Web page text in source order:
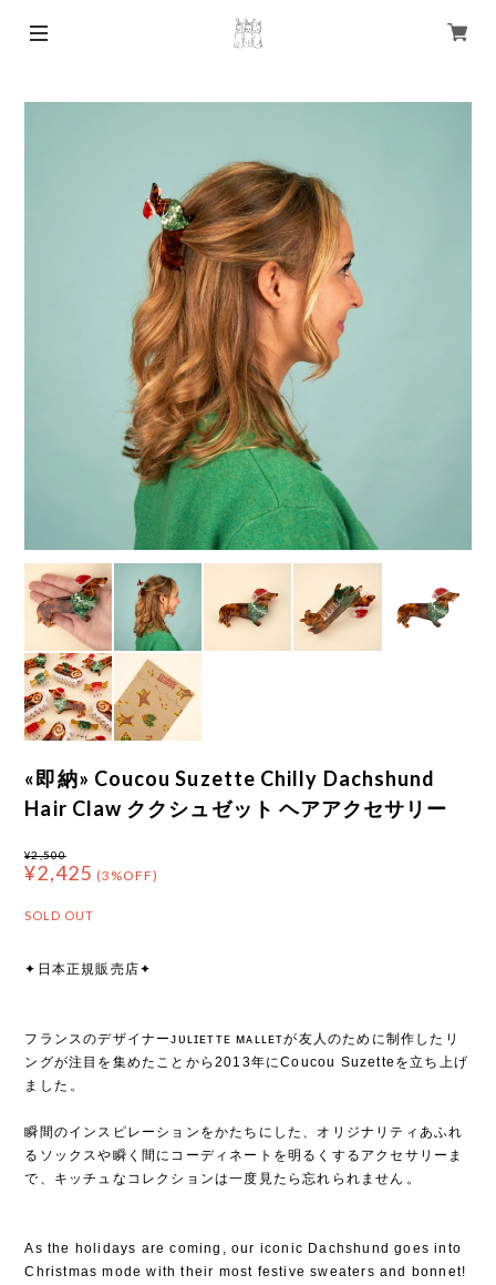
«即納» Coucou Suzette Chilly Dachshund
Hair Claw ククシュゼット ヘアアクセサリー
¥2,500
¥2,425 (3%OFF)
SOLD OUT
✦日本正規販売店✦
フランスのデザイナーᴊᴜʟɪᴇᴛᴛᴇ ᴍᴀʟʟᴇᴛが友人のために制作したリ
ングが注目を集めたことから2013年にCoucou Suzetteを立ち上げ
ました⁡。
瞬間のインスピレーションをかたちにした、オリジナリティあふれ
るソックスや瞬く間にコーディネートを明るくするアクセサリーま
で、キッチュなコレクションは一度見たら忘れられません⁡。
As the holidays are coming, our iconic Dachshund goes into
Christmas mode with their most festive sweaters and bonnet!